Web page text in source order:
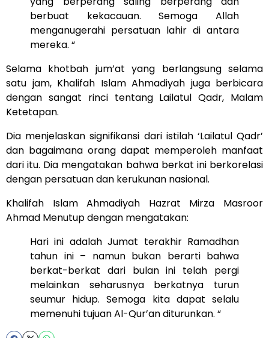
berbuat kekacauan. Semoga Allah
menganugerahi persatuan lahir di antara
mereka. “
Selama khotbah jum’at yang berlangsung selama
satu jam, Khalifah Islam Ahmadiyah juga berbicara
dengan sangat rinci tentang Lailatul Qadr, Malam
Ketetapan.
Dia menjelaskan signifikansi dari istilah ‘Lailatul Qadr’
dan bagaimana orang dapat memperoleh manfaat
dari itu. Dia mengatakan bahwa berkat ini berkorelasi
dengan persatuan dan kerukunan nasional.
Khalifah Islam Ahmadiyah Hazrat Mirza Masroor
Ahmad Menutup dengan mengatakan:
Hari ini adalah Jumat terakhir Ramadhan
tahun ini – namun bukan berarti bahwa
berkat-berkat dari bulan ini telah pergi
melainkan seharusnya berkatnya turun
seumur hidup. Semoga kita dapat selalu
memenuhi tujuan Al-Qur’an diturunkan. “